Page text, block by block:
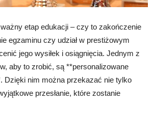
etap edukacji – czy to zakończenie
egzaminu czy udział w prestiżowym
jego wysiłek i osiągnięcia. Jednym z
aby to zrobić, są **personalizowane
Dzięki nim można przekazać nie tylko
przesłanie, które zostanie